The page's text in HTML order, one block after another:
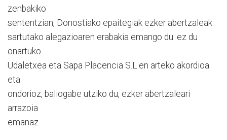
zenbakiko
sententzian, Donostiako epaitegiak ezker abertzaleak
sartutako alegazioaren erabakia emango du: ez du
onartuko
Udaletxea eta Sapa Placencia S.L.en arteko akordioa
eta
ondorioz, baliogabe utziko du, ezker abertzaleari
arrazoia
emanaz.